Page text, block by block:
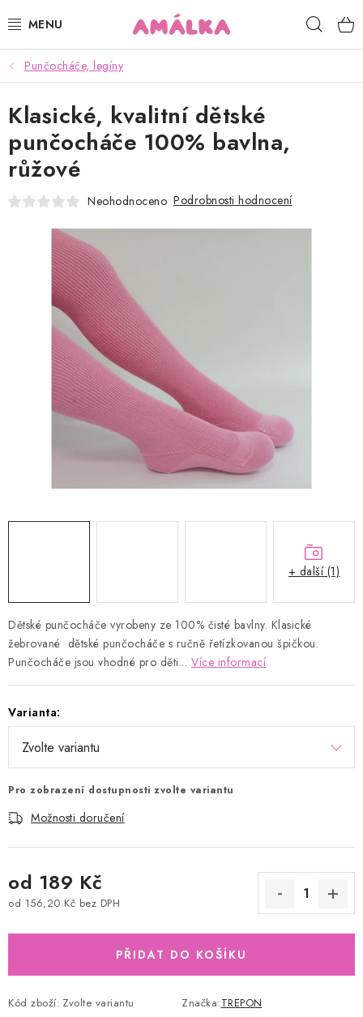
na
KOJENECKÉ, DĚTSKÉ OBLEČENÍ
ČEPICE, RUKAVICE, NÁKRČNÍKY
OSUŠKY, BRYNDÁKY, DEKY, DOPLŇKY
SOFTSHELL
POUKAZY
KONTAKTY
HODNOCENÍ OBCHODU
Kontakty Proč AMÁLKA?
Doprava a platba
Tabulka velikostí
Postup pro vrácení a výměnu
Velkoobchod
Obchodní podmínky
Podmínky ochrany osobních údajů
Blog
Punčocháče, legíny
Dětské punčocháče vyrobeny ze 100% čisté bavlny. Klasické
žebrované dětské punčocháče s ručně řetízkovanou špičkou.
Punčocháče jsou vhodné pro děti... Více informací
Varianta:
Pro zobrazení dostupnosti zvolte variantu
Možnosti doručení
od 189 Kč
od 156,20 Kč bez DPH
PŘIDAT DO KOŠÍKU
Kód zboží: Zvolte variantu Značka:TREPON
Klasické, kvalitní dětské
punčocháče 100% bavlna,
růžové
Neohodnoceno Podrobnosti hodnocení
+ další (1)